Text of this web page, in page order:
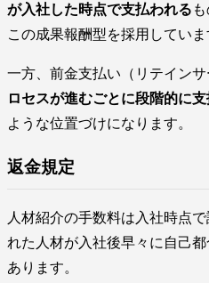
が入社した時点で支払われる
この成果報酬型を採用していま
一方、前金支払い（リテイン
ロセスが進むごとに段階的に支
ような位置づけになります。
返金規定
人材紹介の手数料は入社時点
れた人材が入社後早々に自己
あります。